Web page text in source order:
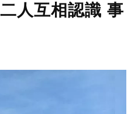
人互相認識 事